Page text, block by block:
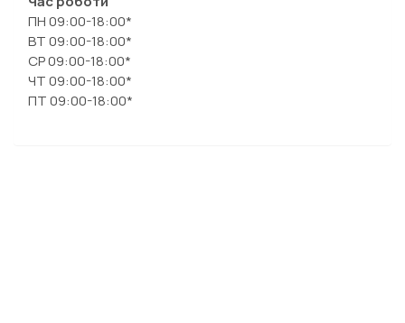
ПН 09:00-18:00*
ВТ 09:00-18:00*
СР 09:00-18:00*
ЧТ 09:00-18:00*
ПТ 09:00-18:00*